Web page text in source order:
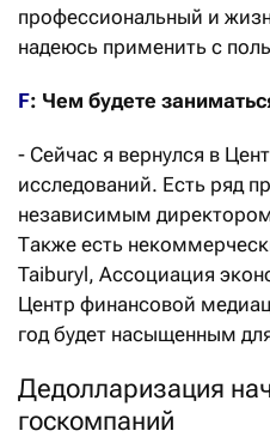
профессиональный и
надеюсь применить с
F: Чем будете
- Сейчас я вернулся в
исследований. Есть ряд
независимым
Также есть
Taiburyl, Ассоциация
Центр финансовой
год будет насыщенным
Дедолларизация
госкомпаний